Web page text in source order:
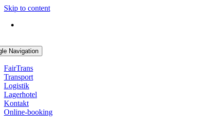
Skip to content
Navigation
FairTrans
Transport
Logistik
Lagerhotel
Kontakt
Online-booking